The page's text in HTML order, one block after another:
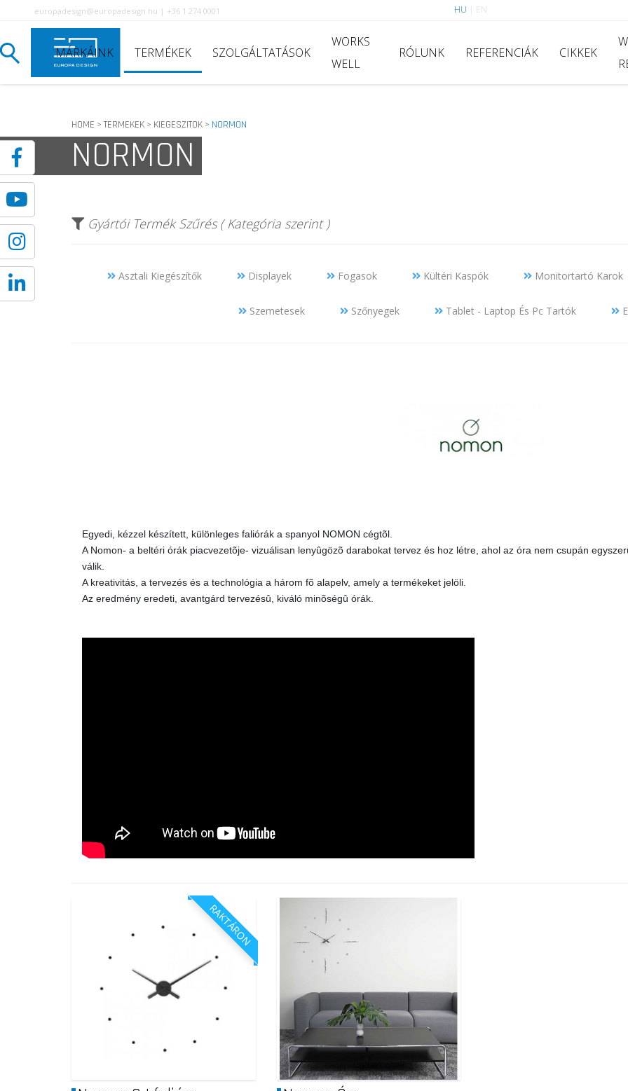
europadesign@europadesign.hu | +36 1 274 0001 HU EN
MÁRKÁINK TERMÉKEK SZOLGÁLTATÁSOK
WORKS
WELL
RÓLUNK REFERENCIÁK CIKKEK
HOME > TERMEKEK > KIEGESZITOK > NORMON
NORMON
Gyártói Termék Szűrés ( Kategória szerint )
Asztali Kiegészítők Displayek Fogasok Kültéri Kaspók Monitortartó Karok
Szemetesek Szőnyegek Tablet - Laptop És Pc Tartók
Egyedi, kézzel készített, különleges faliórák a spanyol NOMON cégtõl.
A Nomon- a beltéri órák piacvezetõje- vizuálisan lenyûgözõ darabokat tervez és hoz létre, ahol az óra nem csupán
válik.
A kreativitás, a tervezés és a technológia a három fõ alapelv, amely a termékeket jelöli.
Az eredmény eredeti, avantgárd tervezésû, kiváló minõségû órák.
RAKTÁRON